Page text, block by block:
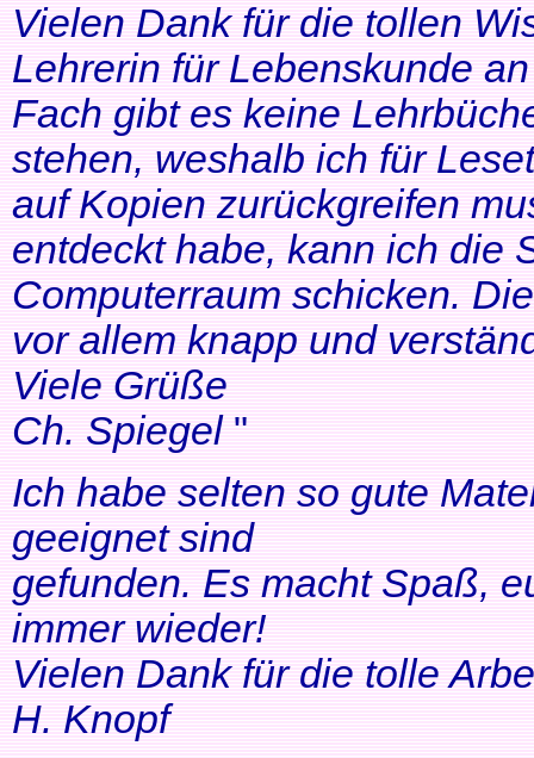
Vielen Dank für die tollen
Lehrerin für Lebenskunde
Fach gibt es keine
stehen, weshalb ich für
auf Kopien zurückgreifen
entdeckt habe, kann ich die
Computerraum schicken.
vor allem knapp und
Viele Grüße
Ch. Spiegel"
Ich habe selten so gute
geeignet sind
gefunden. Es macht Spaß,
immer wieder!
Vielen Dank für die tolle
H. Knopf